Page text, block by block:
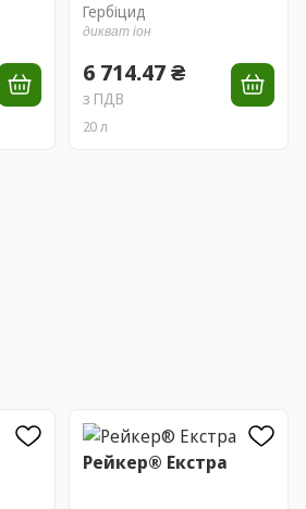
Гербіцид
дикват іон
6 714.47 ₴
з ПДВ
20 л
Рейкер® Екстра